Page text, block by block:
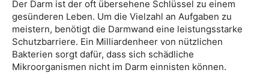
Der Darm ist der oft übersehene Schlüssel zu einem
gesünderen Leben. Um die Vielzahl an Aufgaben zu
meistern, benötigt die Darmwand eine leistungsstarke
Schutzbarriere. Ein Milliardenheer von nützlichen
Bakterien sorgt dafür, dass sich schädliche
Mikroorganismen nicht im Darm einnisten können.